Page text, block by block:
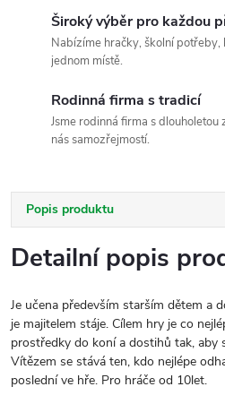
Široký výběr pro každou
Nabízíme hračky, školní
jednom místě.
Rodinná firma s tradicí
Jsme rodinná firma s
nás samozřejmostí.
Popis produktu
Detailní popis
Je učena především starším dětem a
je majitelem stáje. Cílem hry je co
prostředky do koní a dostihů tak, aby
Vítězem se stává ten, kdo nejlépe
poslední ve hře. Pro hráče od 10let.